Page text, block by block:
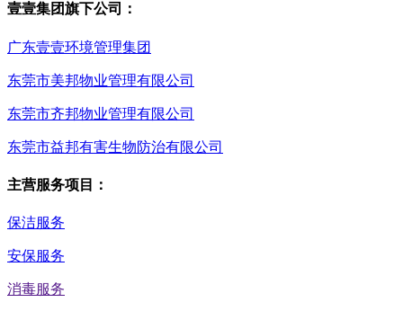
壹壹集团旗下公司：
广东壹壹环境管理集团
东莞市美邦物业管理有限公司
东莞市齐邦物业管理有限公司
东莞市益邦有害生物防治有限公司
主营服务项目：
保洁服务
安保服务
消毒服务